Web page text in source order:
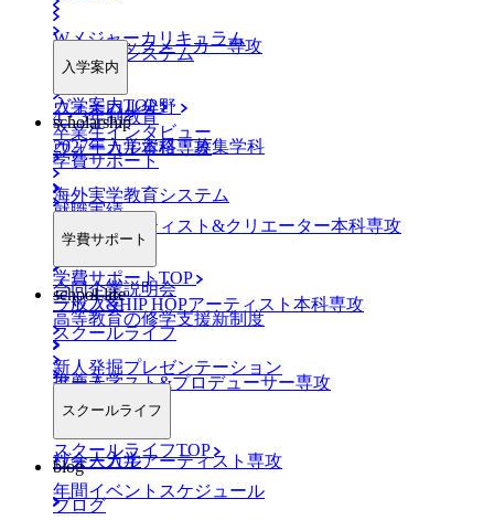
DJ&トラックメーカー専攻
ヴォーカル分野
ヴォーカル本科専攻
ネットアーティスト&クリエーター本科専攻
ラップ&HIP HOPアーティスト本科専攻
アーティスト&プロデューサー専攻
ヴォーカルアーティスト専攻
Wメジャーカリキュラム
4・3年制教育
海外実学教育システム
デビューシステム
卒業生インタビュー
就職実績
合同企業説明会
新人発掘プレゼンテーション
入学案内
入学案内TOP
2027年入学資格・募集学科
一般入学
推薦入学
社会人入学
scholarship
学費サポート
学費サポート
学費サポートTOP
高等教育の修学支援新制度
school-life
スクールライフ
スクールライフ
スクールライフTOP
年間イベントスケジュール
blog
ブログ